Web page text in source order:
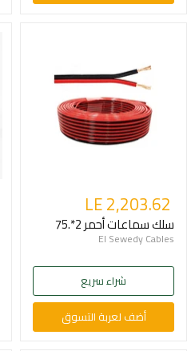
LE 2,203.62
سلك سماعات أحمر 2*.75
El Sewedy Cables
شراء سريع
أضف لعربة التسوق